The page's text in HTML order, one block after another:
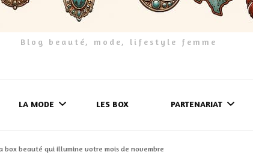
Blog beauté, mode, lifestyle femme
LA MODE LES BOX PARTENARIAT
box beauté qui illumine votre mois de novembre